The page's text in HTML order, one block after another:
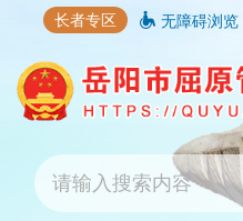
长者专区 无障碍浏览